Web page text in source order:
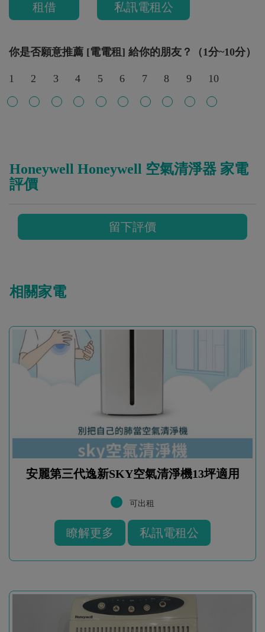
租借 私訊電租公
你是否願意推薦 [電電租] 給你的朋友？（1分~10分）
1 2 3 4 5 6 7 8 9 10
Honeywell Honeywell 空氣清淨器 家電
評價
留下評價
相關家電
安麗第三代逸新SKY空氣清淨機13坪適用
可出租
瞭解更多 私訊電租公